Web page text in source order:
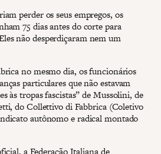
perder os seus empregos, os
75 dias antes do corte para
não desperdiçaram nem um
no mesmo dia, os funcionários
particulares que não estavam
às tropas fascistas” de Mussolini, de
do Collettivo di Fabbrica (Coletivo
autônomo e radical montado
a Federação Italiana de